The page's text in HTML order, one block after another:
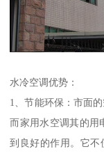
水冷空调优势：
1、节能环保：市面
而家用水空调其的用
到良好的作用。它不